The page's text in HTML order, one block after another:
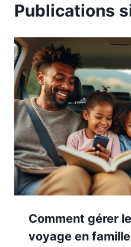
Publications
Comment gérer
voyage en famille